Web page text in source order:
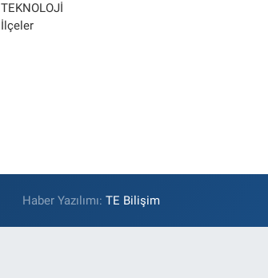
TEKNOLOJİ
İlçeler
Haber Yazılımı:TE Bilişim